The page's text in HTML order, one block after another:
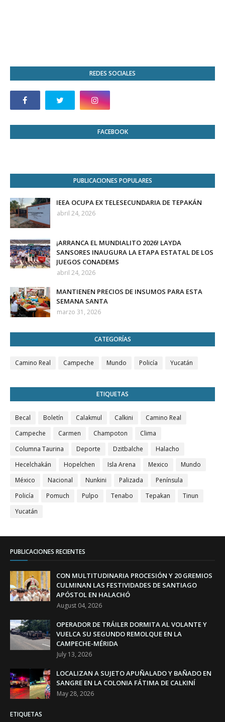
REDES SOCIALES
FACEBOOK
PUBLICACIONES POPULARES
IEEA OCUPA EX TELESECUNDARIA DE TEPAKÁN
abril 24, 2026
¡ARRANCA EL MUNDIALITO 2026! LAYDA
SANSORES INAUGURA LA ETAPA ESTATAL DE LOS
JUEGOS CONADEMS
abril 24, 2026
MANTIENEN PRECIOS DE INSUMOS PARA ESTA
SEMANA SANTA
marzo 31, 2026
CATEGORÍAS
Camino Real Campeche Mundo Policía Yucatán
ETIQUETAS
Becal Boletín Calakmul Calkini
Camino Real
Campeche
Carmen Champoton
Clima
Columna Taurina
Deporte Dzitbalche
Halacho
Hecelchakán
Hopelchen Isla Arena Mexico
Mundo
México
Nacional Nunkini Palizada
Península
Policía
Pomuch Pulpo Tenabo Tepakan
Tinun
Yucatán
PUBLICACIONES RECIENTES
CON MULTITUDINARIA PROCESIÓN Y 20 GREMIOS
CULMINAN LAS FESTIVIDADES DE SANTIAGO
APÓSTOL EN HALACHÓ
August 04, 2026
OPERADOR DE TRÁILER DORMITA AL VOLANTE Y
VUELCA SU SEGUNDO REMOLQUE EN LA
CAMPECHE-MÉRIDA
July 13, 2026
LOCALIZAN A SUJETO APUÑALADO Y BAÑADO EN
SANGRE EN LA COLONIA FÁTIMA DE CALKINÍ
May 28, 2026
ETIQUETAS